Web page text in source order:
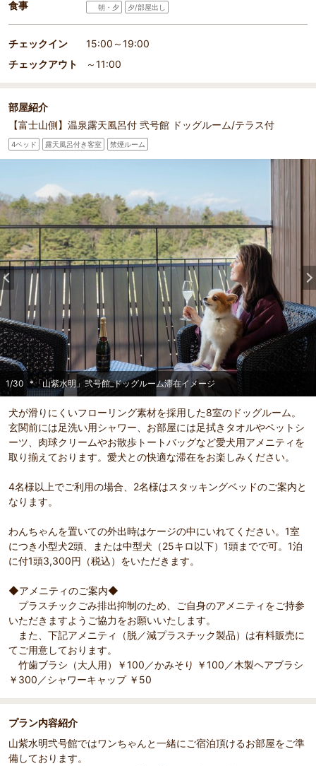
食事 朝・夕 夕/部屋出し
チェックイン
15:00～19:00
チェックアウト
～11:00
部屋紹介
【富士山側】温泉露天風呂付 弐号館 ドッグルーム/テラス付
4ベッド 露天風呂付き客室 禁煙ルーム
1/30 *「山紫水明」弐号館_ドッグルーム滞在イメージ
犬が滑りにくいフローリング素材を採用した8室のドッグルーム。
玄関前には足洗い用シャワー、お部屋には足拭きタオルやペットシ
ーツ、肉球クリームやお散歩トートバッグなど愛犬用アメニティを
取り揃えております。愛犬との快適な滞在をお楽しみください。
4名様以上でご利用の場合、2名様はスタッキングベッドのご案内と
なります。
わんちゃんを置いての外出時はケージの中にいれてください。1室
につき小型犬2頭、または中型犬（25キロ以下）1頭までで可。1泊
に付1頭3,300円（税込）をいただきます。
◆アメニティのご案内◆
プラスチックごみ排出抑制のため、ご自身のアメニティをご持参
いただきますようご協力をお願いいたします。
また、下記アメニティ（脱／減プラスチック製品）は有料販売に
てご用意しております。
竹歯ブラシ（大人用）￥100／かみそり ￥100／木製ヘアブラシ
￥300／シャワーキャップ ￥50
プラン内容紹介
山紫水明弐号館ではワンちゃんと一緒にご宿泊頂けるお部屋をご準
備しております。
部屋詳細（1/30
Pr
evi
ou
s
*「山紫水明」弐号館_ドッグルーム滞在イメージ
xt